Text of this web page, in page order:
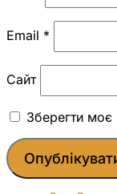
Email *
Сайт
Зберегти моє